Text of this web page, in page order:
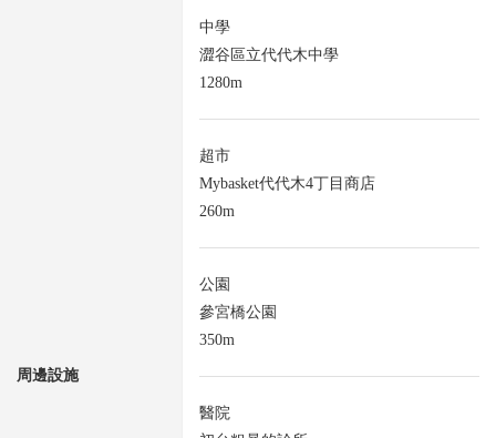
周邊設施
中學
澀谷區立代代木中學
1280m
超市
Mybasket代代木4丁目商店
260m
公園
參宮橋公園
350m
醫院